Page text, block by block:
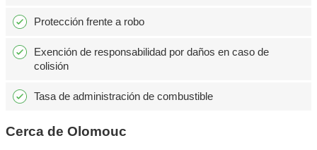
Protección frente a robo
Exención de responsabilidad por daños en caso de
colisión
Tasa de administración de combustible
Cerca de Olomouc